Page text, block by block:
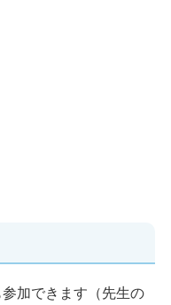
加できます（先生の